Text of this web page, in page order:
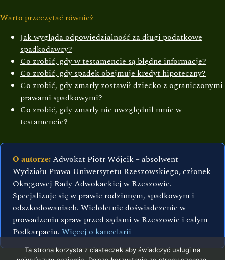
Warto przeczytać również
Jak wygląda odpowiedzialność za długi podatkowe
spadkodawcy?
Co zrobić, gdy w testamencie są błędne informacje?
Co zrobić, gdy spadek obejmuje kredyt hipoteczny?
Co zrobić, gdy zmarły zostawił dziecko z ograniczonymi
prawami spadkowymi?
Co zrobić, gdy zmarły nie uwzględnił mnie w
testamencie?
O autorze:Adwokat Piotr Wójcik – absolwent
Wydziału Prawa Uniwersytetu Rzeszowskiego, członek
Okręgowej Rady Adwokackiej w Rzeszowie.
Specjalizuje się w prawie rodzinnym, spadkowym i
odszkodowaniach. Wieloletnie doświadczenie w
prowadzeniu spraw przed sądami w Rzeszowie i całym
Podkarpaciu. Więcej o kancelarii
Ta strona korzysta z ciasteczek aby świadczyć usługi na